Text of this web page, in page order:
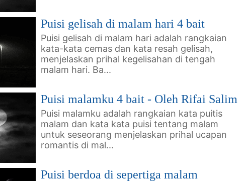
Puisi gelisah di malam hari 4 bait
Puisi gelisah di malam hari adalah rangkaian
kata-kata cemas dan kata resah gelisah,
menjelaskan prihal kegelisahan di tengah
malam hari. Ba...
Puisi malamku 4 bait - Oleh Rifai Salim
Puisi malamku adalah rangkaian kata puitis
malam dan kata kata puisi tentang malam
untuk seseorang menjelaskan prihal ucapan
romantis di mal...
Puisi berdoa di sepertiga malam